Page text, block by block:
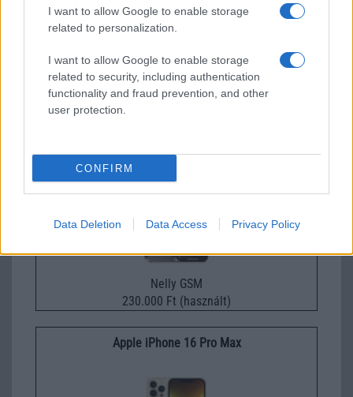
I want to allow Google to enable storage
related to personalization.
I want to allow Google to enable storage
related to security, including authentication
functionality and fraud prevention, and other
user protection.
CONFIRM
Data Deletion Data Access Privacy Policy
Új és Használt GSM kiemelt ajánlatok
Nelly GSM
230.000 Ft (használt)
Apple iPhone 16 Pro Max